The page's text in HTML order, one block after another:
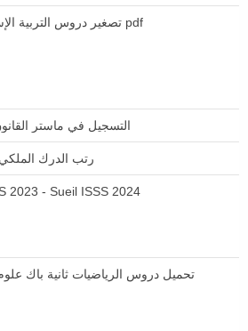
تصغير دروس التربية الإسلامية ثانية باك pdf
التسجيل في ماستر القانون
رتب الدرك
2023 - Sueil ISSS 2024
تحميل دروس الرياضيات ثانية باك علوم